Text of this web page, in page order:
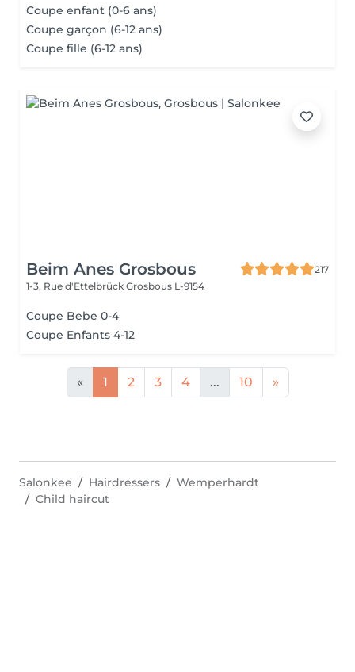
Coupe enfant (0-6 ans)
Coupe garçon (6-12 ans)
Coupe fille (6-12 ans)
Beim Anes Grosbous
217
1-3, Rue d'Ettelbrück Grosbous L-9154
Coupe Bebe 0-4
Coupe Enfants 4-12
« 1 2 3 4 ... 10 »
Salonkee Hairdressers
Wemperhardt
Child haircut